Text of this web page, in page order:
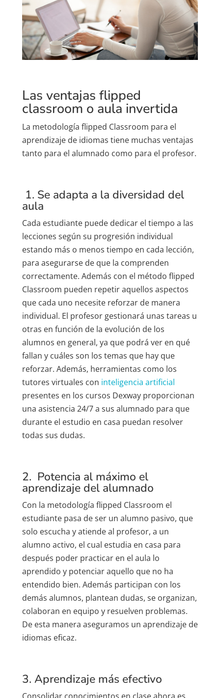
Las ventajas flipped
classroom o aula invertida
La metodología flipped Classroom para el
aprendizaje de idiomas tiene muchas ventajas
tanto para el alumnado como para el profesor.
1. Se adapta a la diversidad del
aula
Cada estudiante puede dedicar el tiempo a las
lecciones según su progresión individual
estando más o menos tiempo en cada lección,
para asegurarse de que la comprenden
correctamente. Además con el método flipped
Classroom pueden repetir aquellos aspectos
que cada uno necesite reforzar de manera
individual. El profesor gestionará unas tareas u
otras en función de la evolución de los
alumnos en general, ya que podrá ver en qué
fallan y cuáles son los temas que hay que
reforzar. Además, herramientas como los
tutores virtuales con inteligencia artificial
presentes en los cursos Dexway proporcionan
una asistencia 24/7 a sus alumnado para que
durante el estudio en casa puedan resolver
todas sus dudas.
2. Potencia al máximo el
aprendizaje del alumnado
Con la metodología flipped Classroom el
estudiante pasa de ser un alumno pasivo, que
solo escucha y atiende al profesor, a un
alumno activo, el cual estudia en casa para
después poder practicar en el aula lo
aprendido y potenciar aquello que no ha
entendido bien. Además participan con los
demás alumnos, plantean dudas, se organizan,
colaboran en equipo y resuelven problemas.
De esta manera aseguramos un aprendizaje de
idiomas eficaz.
3. Aprendizaje más efectivo
Consolidar conocimientos en clase ahora es